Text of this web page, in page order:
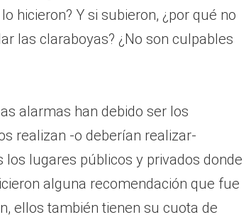
hicieron? Y si subieron, ¿por qué no
las claraboyas? ¿No son culpables
alarmas han debido ser los
realizan -o deberían realizar-
los lugares públicos y privados donde
alguna recomendación que fue
ellos también tienen su cuota de